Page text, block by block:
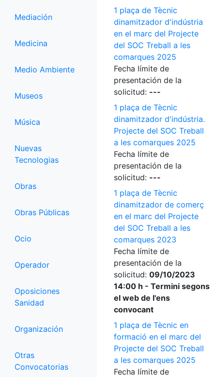
Mediación
Medicina
Medio Ambiente
Museos
Música
Nuevas
Tecnologias
Obras
Obras Públicas
Ocio
Operador
Oposiciones
Sanidad
Organización
Otras
Convocatorias
1 plaça de Tècnic
dinamitzador d'indústria
en el marc del Projecte
del SOC Treball a les
comarques 2025
Fecha límite de
presentación de la
solicitud: ---
1 plaça de Tècnic
dinamitzador d'indústria.
Projecte del SOC Treball
a les comarques 2025
Fecha límite de
presentación de la
solicitud: ---
1 plaça de Tècnic
dinamitzador de comerç
en el marc del Projecte
del SOC Treball a les
comarques 2023
Fecha límite de
presentación de la
solicitud: 09/10/2023
14:00 h - Termini segons
el web de l'ens
convocant
1 plaça de Tècnic en
formació en el marc del
Projecte del SOC Treball
a les comarques 2025
Fecha límite de